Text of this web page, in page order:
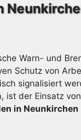
Warn- und
Schutz von
signalisiert
ist der Einsatz
in Neunkirchen